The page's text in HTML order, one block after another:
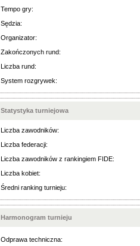
Tempo gry:
Sędzia:
Organizator:
Zakończonych rund:
Liczba rund:
System rozgrywek:
Statystyka turniejowa
Liczba zawodników:
Liczba federacji:
Liczba zawodników z rankingiem FIDE:
Liczba kobiet:
Średni ranking turnieju:
Harmonogram turnieju
Odprawa techniczna: